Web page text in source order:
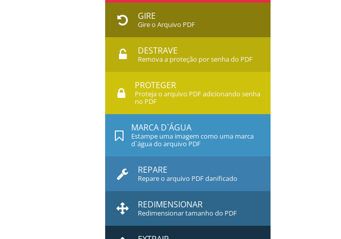
GIRE
Gire o Arquivo PDF
DESTRAVE
Remova a proteção por senha do PDF
PROTEGER
Proteja o arquivo PDF adicionando senha
no PDF
MARCA D`ÁGUA
Estampe uma imagem como uma marca
d`água do arquivo PDF
REPARE
Repare o arquivo PDF danificado
REDIMENSIONAR
Redimensionar tamanho do PDF